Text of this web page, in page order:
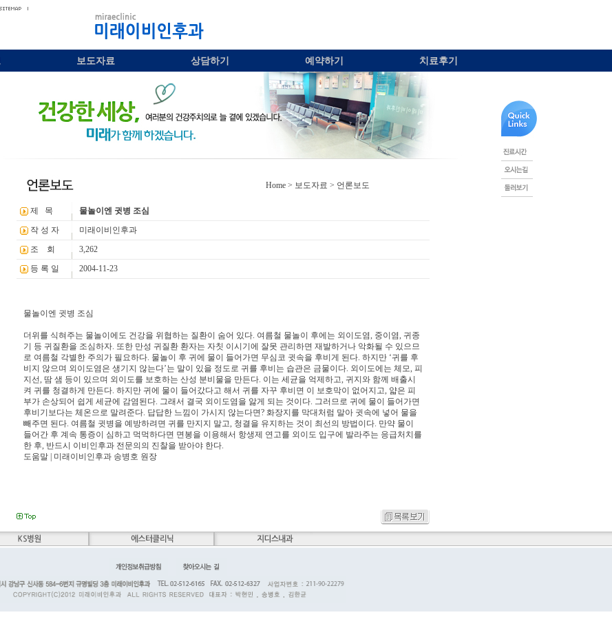
보도자료 상담하기 예약하기 치료후기
Home > 보도자료 > 언론보도
제 목
물놀이엔 귓병 조심
작 성 자
미래이비인후과
조 회
3,262
등 록 일
2004-11-23
물놀이엔 귓병 조심
더위를 식혀주는 물놀이에도 건강을 위협하는 질환이 숨어 있다. 여름철 물놀이 후에는 외이도염, 중이염, 귀종
기 등 귀질환을 조심하자. 또한 만성 귀질환 환자는 자칫 이시기에 잘못 관리하면 재발하거나 악화될 수 있으므
로 여름철 각별한 주의가 필요하다. 물놀이 후 귀에 물이 들어가면 무심코 귓속을 후비게 된다. 하지만 ‘귀를 후
비지 않으며 외이도염은 생기지 않는다’는 말이 있을 정도로 귀를 후비는 습관은 금물이다. 외이도에는 체모, 피
지선, 땀 샘 등이 있으며 외이도를 보호하는 산성 분비물을 만든다. 이는 세균을 억제하고, 귀지와 함께 배출시
켜 귀를 청결하게 만든다. 하지만 귀에 물이 들어갔다고 해서 귀를 자꾸 후비면 이 보호막이 없어지고, 얇은 피
부가 손상되어 쉽게 세균에 감염된다. 그래서 결국 외이도염을 앓게 되는 것이다. 그러므로 귀에 물이 들어가면
후비기보다는 체온으로 말려준다. 답답한 느낌이 가시지 않는다면? 화장지를 막대처럼 말아 귓속에 넣어 물을
빼주면 된다. 여름철 귓병을 예방하려면 귀를 만지지 말고, 청결을 유지하는 것이 최선의 방법이다. 만약 물이
들어간 후 계속 통증이 심하고 먹먹하다면 면봉을 이용해서 항생제 연고를 외이도 입구에 발라주는 응급처치를
한 후, 반드시 이비인후과 전문의의 진찰을 받아야 한다.
도움말 | 미래이비인후과 송병호 원장